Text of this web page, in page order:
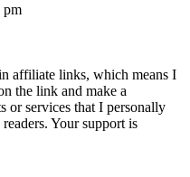
pm
affiliate links, which means I
the link and make a
or services that I personally
Your support is